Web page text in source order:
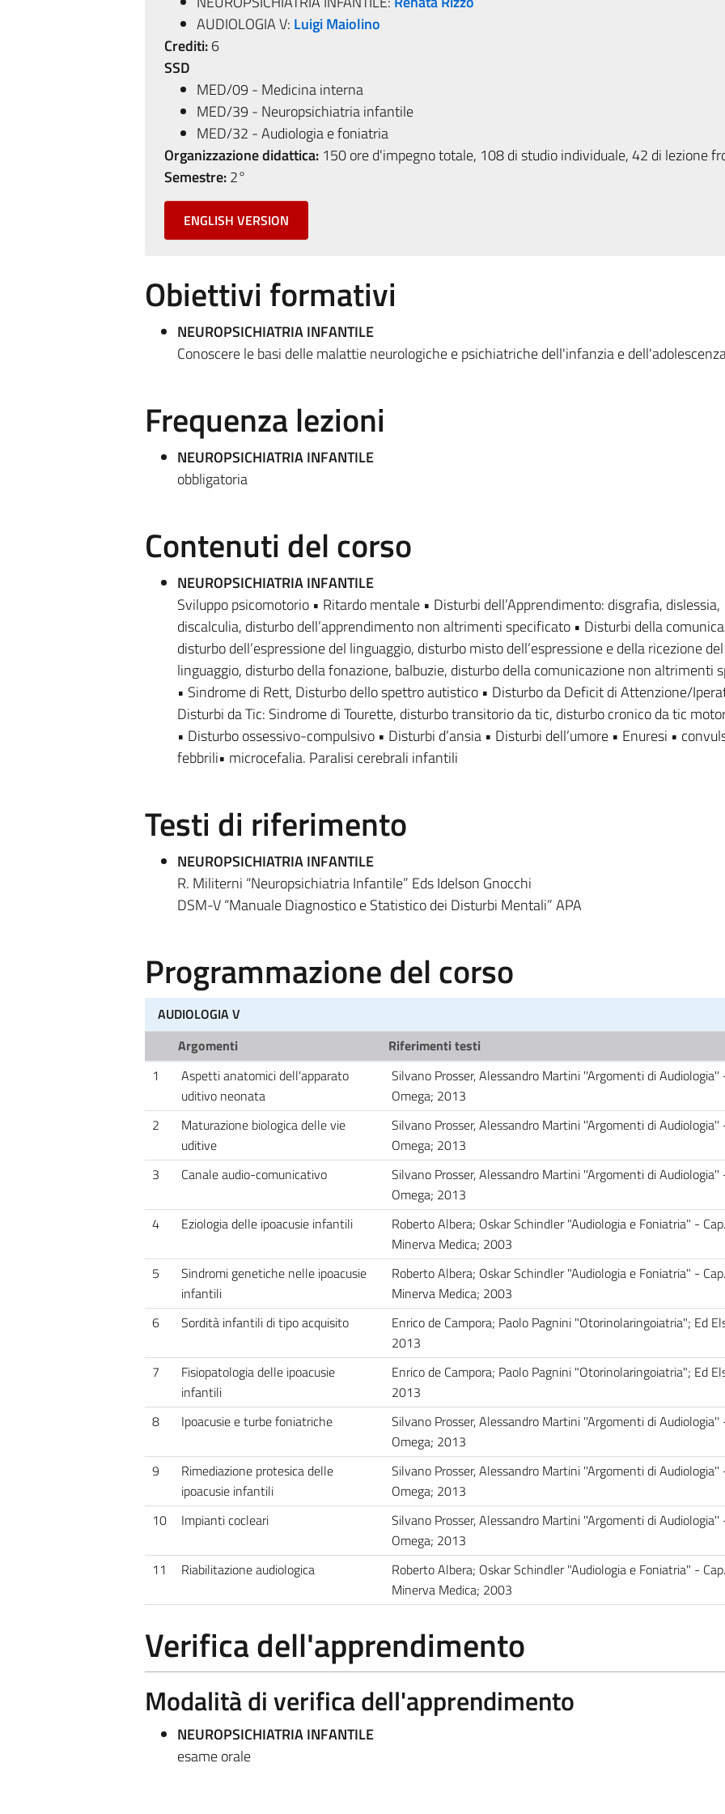
AUDIOLOGIA V: Luigi Maiolino
Crediti:6
SSD
MED/09 - Medicina interna
MED/39 - Neuropsichiatria infantile
MED/32 - Audiologia e foniatria
Organizzazione didattica:150 ore d'impegno totale, 108 di studio individuale, 42 di lezione
Semestre:2°
ENGLISH VERSION
Obiettivi formativi
NEUROPSICHIATRIA INFANTILE
Conoscere le basi delle malattie neurologiche e psichiatriche dell'infanzia e
Frequenza lezioni
NEUROPSICHIATRIA INFANTILE
obbligatoria
Contenuti del corso
NEUROPSICHIATRIA INFANTILE
Sviluppo psicomotorio • Ritardo mentale • Disturbi dell’Apprendimento: disgrafia, dislessia,
discalculia, disturbo dell’apprendimento non altrimenti specificato • Disturbi della
disturbo dell’espressione del linguaggio, disturbo misto dell’espressione e della ricezione del
linguaggio, disturbo della fonazione, balbuzie, disturbo della comunicazione non altrimenti
• Sindrome di Rett, Disturbo dello spettro autistico • Disturbo da Deficit di Attenzione/
Disturbi da Tic: Sindrome di Tourette, disturbo transitorio da tic, disturbo cronico da tic
• Disturbo ossessivo-compulsivo • Disturbi d’ansia • Disturbi dell’umore • Enuresi •
febbrili• microcefalia. Paralisi cerebrali infantili
Testi di riferimento
NEUROPSICHIATRIA INFANTILE
R. Militerni “Neuropsichiatria Infantile” Eds Idelson Gnocchi
DSM-V “Manuale Diagnostico e Statistico dei Disturbi Mentali” APA
Programmazione del corso
AUDIOLOGIA V
Argomenti
Riferimenti testi
1
Aspetti anatomici dell'apparato
uditivo neonata
Silvano Prosser, Alessandro Martini ''Argomenti di Audiologia''
Omega; 2013
2
Maturazione biologica delle vie
uditive
Silvano Prosser, Alessandro Martini ''Argomenti di Audiologia''
Omega; 2013
3
Canale audio-comunicativo
Silvano Prosser, Alessandro Martini ''Argomenti di Audiologia''
Omega; 2013
4
Eziologia delle ipoacusie infantili
Roberto Albera; Oskar Schindler "Audiologia e Foniatria" -
Minerva Medica; 2003
5
Sindromi genetiche nelle ipoacusie
infantili
Roberto Albera; Oskar Schindler "Audiologia e Foniatria" -
Minerva Medica; 2003
6
Sordità infantili di tipo acquisito
Enrico de Campora; Paolo Pagnini "Otorinolaringoiatria"; Ed
2013
7
Fisiopatologia delle ipoacusie
infantili
Enrico de Campora; Paolo Pagnini "Otorinolaringoiatria"; Ed
2013
8
Ipoacusie e turbe foniatriche
Silvano Prosser, Alessandro Martini ''Argomenti di Audiologia''
Omega; 2013
9
Rimediazione protesica delle
ipoacusie infantili
Silvano Prosser, Alessandro Martini ''Argomenti di Audiologia''
Omega; 2013
10
Impianti cocleari
Silvano Prosser, Alessandro Martini ''Argomenti di Audiologia''
Omega; 2013
11
Riabilitazione audiologica
Roberto Albera; Oskar Schindler "Audiologia e Foniatria" -
Minerva Medica; 2003
Verifica dell'apprendimento
Modalità di verifica dell'apprendimento
NEUROPSICHIATRIA INFANTILE
esame orale